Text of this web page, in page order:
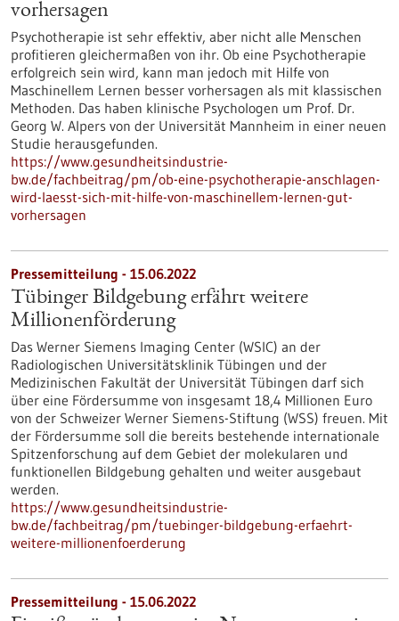
vorhersagen
Psychotherapie ist sehr effektiv, aber nicht alle Menschen
profitieren gleichermaßen von ihr. Ob eine Psychotherapie
erfolgreich sein wird, kann man jedoch mit Hilfe von
Maschinellem Lernen besser vorhersagen als mit klassischen
Methoden. Das haben klinische Psychologen um Prof. Dr.
Georg W. Alpers von der Universität Mannheim in einer neuen
Studie herausgefunden.
https://www.gesundheitsindustrie-
bw.de/fachbeitrag/pm/ob-eine-psychotherapie-anschlagen-
wird-laesst-sich-mit-hilfe-von-maschinellem-lernen-gut-
vorhersagen
Pressemitteilung - 15.06.2022
Tübinger Bildgebung erfährt weitere
Millionenförderung
Das Werner Siemens Imaging Center (WSIC) an der
Radiologischen Universitätsklinik Tübingen und der
Medizinischen Fakultät der Universität Tübingen darf sich
über eine Fördersumme von insgesamt 18,4 Millionen Euro
von der Schweizer Werner Siemens-Stiftung (WSS) freuen. Mit
der Fördersumme soll die bereits bestehende internationale
Spitzenforschung auf dem Gebiet der molekularen und
funktionellen Bildgebung gehalten und weiter ausgebaut
werden.
https://www.gesundheitsindustrie-
bw.de/fachbeitrag/pm/tuebinger-bildgebung-erfaehrt-
weitere-millionenfoerderung
Pressemitteilung - 15.06.2022